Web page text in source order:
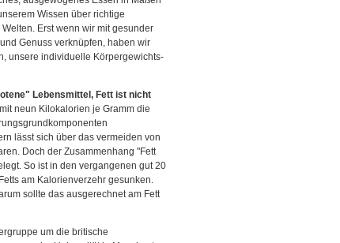
Wissen über richtige
Erst wenn wir mit gesunder
Genuss verknüpfen, haben wir
unsere individuelle Körpergewichts-
Lebensmittel, Fett ist nicht
neun Kilokalorien je Gramm die
lässt sich über das vermeiden von
Doch der Zusammenhang "Fett
So ist in den vergangenen gut 20
am Kalorienverzehr gesunken.
sollte das ausgerechnet am Fett
um die britische